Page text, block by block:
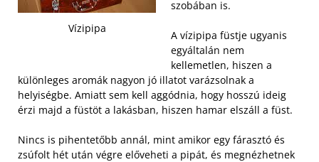
Vízipipa
szobában is.
A vízipipa füstje ugyanis
egyáltalán nem
kellemetlen, hiszen a
különleges aromák nagyon jó illatot varázsolnak a
helyiségbe. Amiatt sem kell aggódnia, hogy hosszú ideig
érzi majd a füstöt a lakásban, hiszen hamar elszáll a füst.
Nincs is pihentetőbb annál, mint amikor egy fárasztó és
zsúfolt hét után végre előveheti a pipát, és megnézhetnek